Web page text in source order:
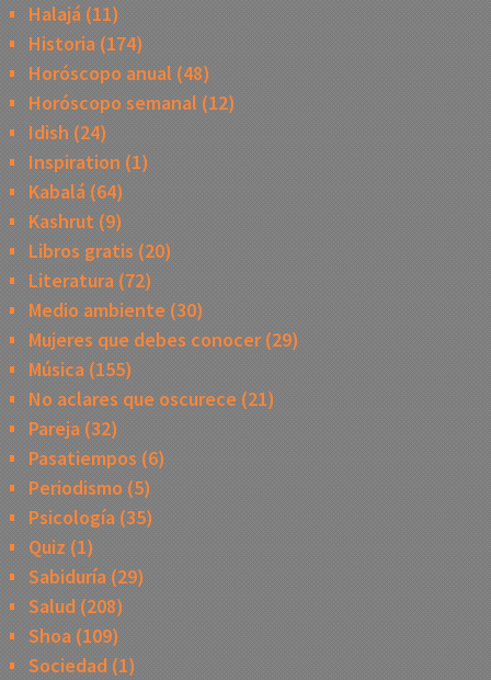
Halajá(11)
Historia(174)
Horóscopo anual (48)
Horóscopo semanal (12)
Idish (24)
Inspiration (1)
Kabalá(64)
Kashrut (9)
Libros gratis (20)
Literatura(72)
Medio ambiente (30)
Mujeres que debes conocer(29)
Música(155)
No aclares que oscurece (21)
Pareja(32)
Pasatiempos (6)
Periodismo (5)
Psicología(35)
Quiz (1)
Sabiduría(29)
Salud (208)
Shoa(109)
Sociedad(1)